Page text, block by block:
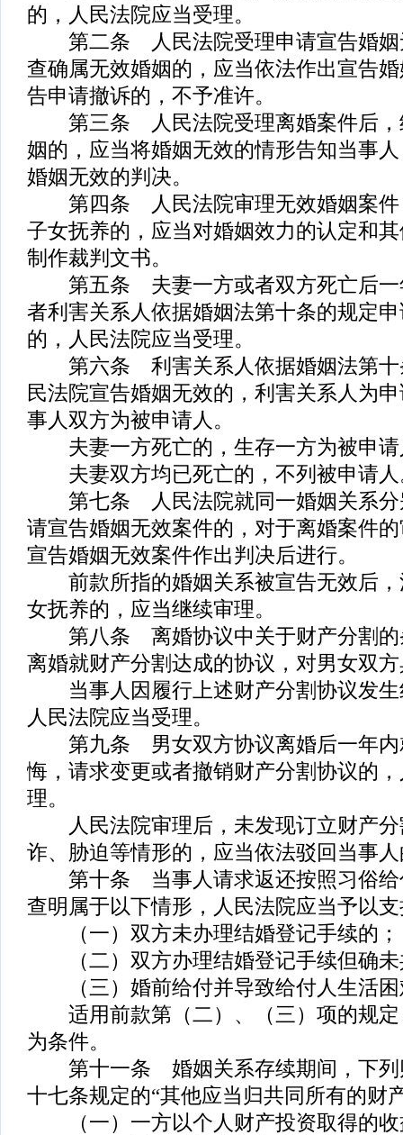
的，人民法院应当受理。
第二条 人民法院受理申请宣告婚姻
查确属无效婚姻的，应当依法作出宣告
告申请撤诉的，不予准许。
第三条 人民法院受理离婚案件后，
姻的，应当将婚姻无效的情形告知当事
婚姻无效的判决。
第四条 人民法院审理无效婚姻案件
子女抚养的，应当对婚姻效力的认定和
制作裁判文书。
第五条 夫妻一方或者双方死亡后一
者利害关系人依据婚姻法第十条的规定
的，人民法院应当受理。
第六条 利害关系人依据婚姻法第十
民法院宣告婚姻无效的，利害关系人为
事人双方为被申请人。
夫妻一方死亡的，生存一方为被申请
夫妻双方均已死亡的，不列被申请人
第七条 人民法院就同一婚姻关系分
请宣告婚姻无效案件的，对于离婚案件
宣告婚姻无效案件作出判决后进行。
前款所指的婚姻关系被宣告无效后，
女抚养的，应当继续审理。
第八条 离婚协议中关于财产分割的
离婚就财产分割达成的协议，对男女双
当事人因履行上述财产分割协议发生
人民法院应当受理。
第九条 男女双方协议离婚后一年内
悔，请求变更或者撤销财产分割协议的
理。
人民法院审理后，未发现订立财产分
诈、胁迫等情形的，应当依法驳回当事
第十条 当事人请求返还按照习俗给
查明属于以下情形，人民法院应当予以
（一）双方未办理结婚登记手续的；
（二）双方办理结婚登记手续但确未
（三）婚前给付并导致给付人生活困
适用前款第（二）、（三）项的规定
为条件。
第十一条 婚姻关系存续期间，下列
十七条规定的“其他应当归共同所有的财
（一）一方以个人财产投资取得的收